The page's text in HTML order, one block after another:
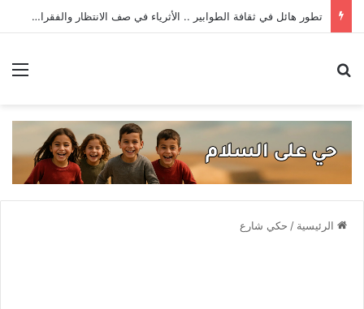
تطور هائل في ثقافة الطوابير .. الأثرياء في صف الانتظار والفقراء مكرّمون
الرئيسية / حكي شارع